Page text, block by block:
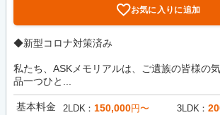
お気に入りに追加
◆新型コロナ対策済み
私たち、ASKメモリアルは、ご遺族の皆様の
品一つひと...
基本料金 2LDK 150,000円〜 3LDK